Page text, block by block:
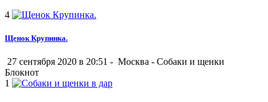
4
Щенок Крупинка.
27 сентября 2020 в 20:51 - Москва - Собаки и щенки
Блокнот
1